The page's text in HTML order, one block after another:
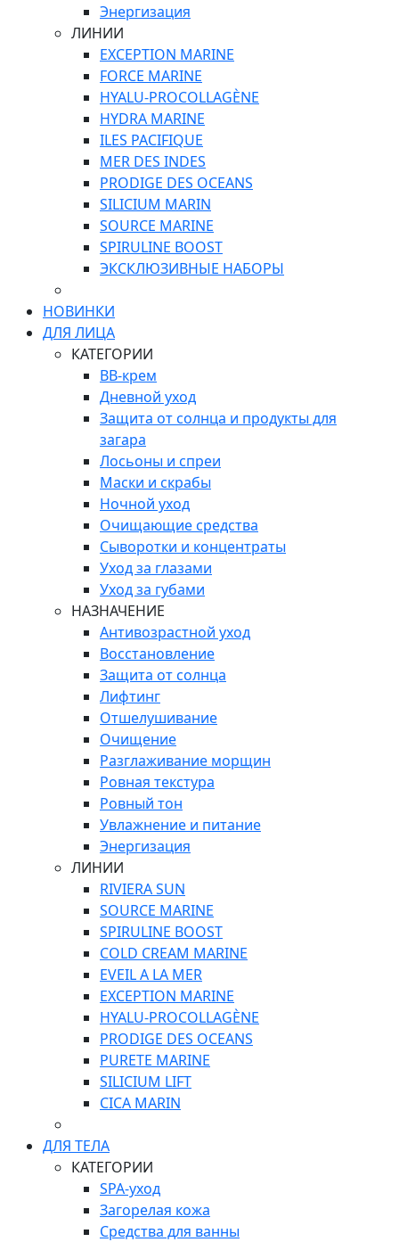
Энергизация
ЛИНИИ
EXCEPTION MARINE
FORCE MARINE
HYALU-PROCOLLAGÈNE
HYDRA MARINE
ILES PACIFIQUE
MER DES INDES
PRODIGE DES OCEANS
SILICIUM MARIN
SOURCE MARINE
SPIRULINE BOOST
ЭКСКЛЮЗИВНЫЕ НАБОРЫ
НОВИНКИ
ДЛЯ ЛИЦА
КАТЕГОРИИ
ВВ-крем
Дневной уход
Защита от солнца и продукты для
загара
Лосьоны и спреи
Маски и скрабы
Ночной уход
Очищающие средства
Сыворотки и концентраты
Уход за глазами
Уход за губами
НАЗНАЧЕНИЕ
Антивозрастной уход
Восстановление
Защита от солнца
Лифтинг
Отшелушивание
Очищение
Разглаживание морщин
Ровная текстура
Ровный тон
Увлажнение и питание
Энергизация
ЛИНИИ
RIVIERA SUN
SOURCE MARINE
SPIRULINE BOOST
COLD CREAM MARINE
EVEIL A LA MER
EXCEPTION MARINE
HYALU-PROCOLLAGÈNE
PRODIGE DES OCEANS
PURETE MARINE
SILICIUM LIFT
СICA MARIN
ДЛЯ ТЕЛА
КАТЕГОРИИ
SPA-уход
Загорелая кожа
Средства для ванны